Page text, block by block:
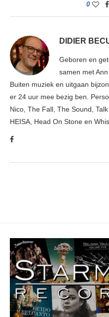
0
DIDIER
Geboren en
samen met
Buiten muziek en uitgaan
er 24 uur mee bezig ben.
Nico, The Fall, The Sound,
HEISA, Head On Stone en